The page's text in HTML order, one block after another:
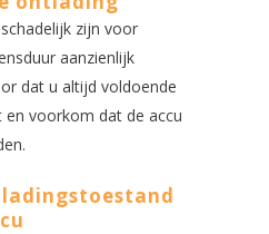
zijn voor
aanzienlijk
dat u altijd voldoende
voorkom dat de accu